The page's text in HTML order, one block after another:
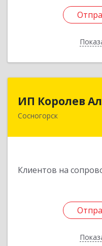
ИП Королев
Сосногорск
Клиентов на
ИП Королев
169500, Коми Респ,